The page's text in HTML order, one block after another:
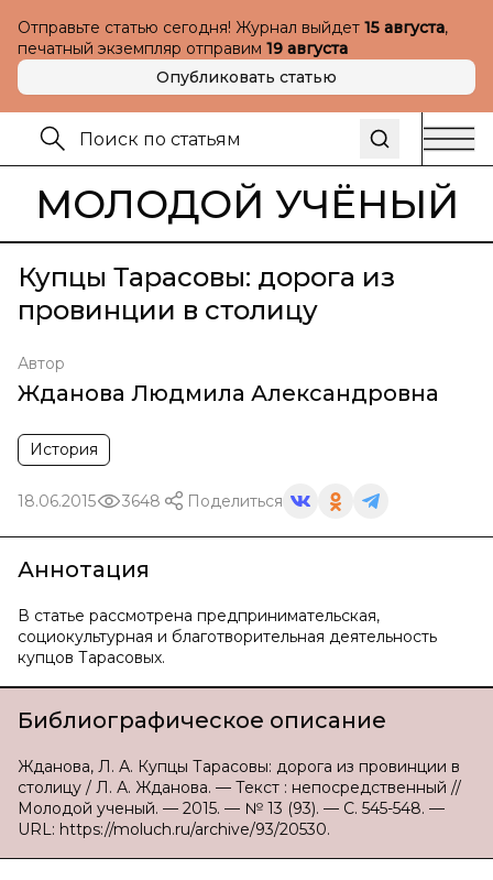
Отправьте статью сегодня! Журнал выйдет 15 августа,
печатный экземпляр отправим 19 августа
Опубликовать статью
МОЛОДОЙ УЧЁНЫЙ
Купцы Тарасовы: дорога из
провинции в столицу
Автор
Жданова Людмила Александровна
История
18.06.2015 3648 Поделиться
Аннотация
В статье рассмотрена предпринимательская,
социокультурная и благотворительная деятельность
купцов Тарасовых.
Библиографическое описание
Жданова, Л. А. Купцы Тарасовы: дорога из провинции в
столицу / Л. А. Жданова. — Текст : непосредственный //
Молодой ученый. — 2015. — № 13 (93). — С. 545-548. —
URL: https://moluch.ru/archive/93/20530.